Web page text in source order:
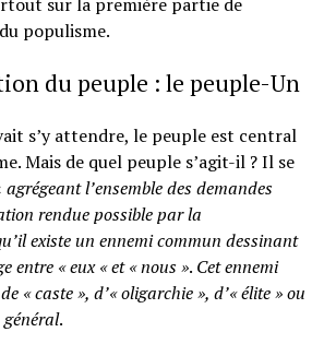
sur la première partie de
populisme.
du peuple : le peuple-Un
s’y attendre, le peuple est central
Mais de quel peuple s’agit-il ? Il se
agrégeant l’ensemble des demandes
rendue possible par la
existe un ennemi commun dessinant
entre « eux « et « nous ». Cet ennemi
« caste », d’«oligarchie », d’«élite » ou
général.